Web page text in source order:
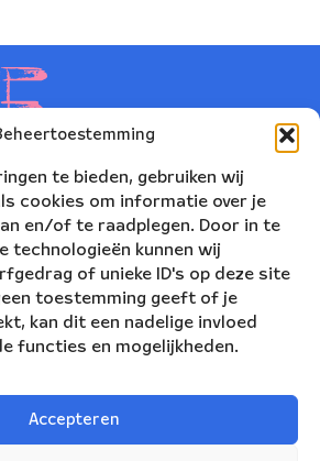
te bieden, gebruiken wij
cookies om informatie over je
en/of te raadplegen. Door in te
technologieën kunnen wij
of unieke ID's op deze site
toestemming geeft of je
kan dit een nadelige invloed
functies en mogelijkheden.
Accepteren
Ensemble
12